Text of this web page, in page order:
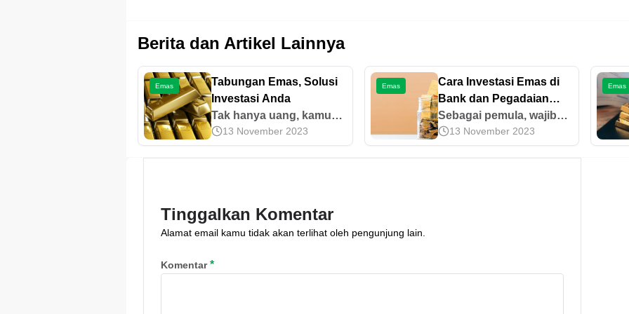
Berita dan Artikel Lainnya
Emas
Tabungan Emas, Solusi
Investasi Anda
Tak hanya uang, kamu
juga bisa menabung
emas di Pegadaian.
di sini.
13 November 2023
Emas
Cara Investasi Emas di
Bank dan Pegadaian
untuk Pemula
Sebagai pemula, wajib
tahu cara investasi emas
di bank dan Pegadaian.
13 November 2023
Emas
Tinggalkan Komentar
Alamat email kamu tidak akan terlihat oleh pengunjung lain.
Komentar*